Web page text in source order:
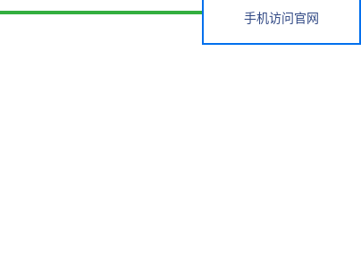
手机访问官网